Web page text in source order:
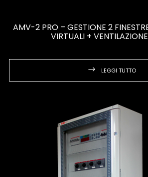
AMV-2 PRO – GESTIONE 2
VIRTUALI +
LEGGI TUTTO